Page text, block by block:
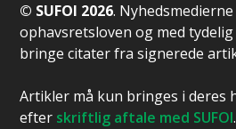
© SUFOI 2026.
ophavsretsloven og med
bringe citater fra signerede
Artikler må kun bringes i deres
efter skriftlig aftale med SUFOI.